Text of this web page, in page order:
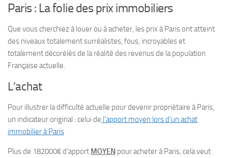
Paris : La folie des prix immobiliers
Que vous cherchiez à louer ou à acheter, les prix à Paris ont atteint
des niveaux totalement surréalistes, fous, incroyables et
totalement décorélés de la réalité des revenus de la population
Française actuelle.
L’achat
Pour illustrer la difficulté actuelle pour devenir propriétaire à Paris,
un indicateur original : celui de l’apport moyen lors d’un achat
immobilier à Paris
Plus de 182000€ d’apport MOYEN pour acheter à Paris, cela veut